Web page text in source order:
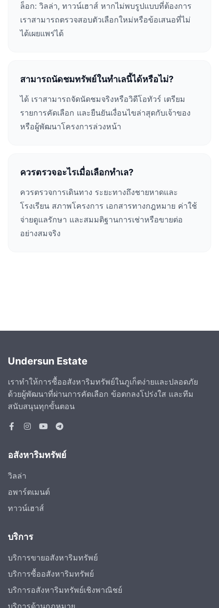
ล็อก: วิลล่า, ทาวน์เฮาส์ หากไม่พบรูปแบบที่ต้องการ
เราสามารถตรวจสอบตัวเลือกใหม่หรือข้อเสนอที่ไม่
ได้เผยแพร่ได้
สามารถนัดชมทรัพย์ในทำเลนี้ได้หรือไม่?
ได้ เราสามารถจัดนัดชมจริงหรือวิดีโอทัวร์ เตรียม
รายการคัดเลือก และยืนยันเงื่อนไขล่าสุดกับเจ้าของ
หรือผู้พัฒนาโครงการล่วงหน้า
ควรตรวจอะไรเมื่อเลือกทำเล?
ควรตรวจการเดินทาง ระยะทางถึงชายหาดและ
โรงเรียน สภาพโครงการ เอกสารทางกฎหมาย ค่าใช้
จ่ายดูแลรักษา และสมมติฐานการเช่าหรือขายต่อ
อย่างสมจริง
Undersun Estate
เราทำให้การซื้ออสังหาริมทรัพย์ในภูเก็ตง่ายและปลอดภัย
ด้วยผู้พัฒนาที่ผ่านการคัดเลือก ข้อตกลงโปร่งใส และทีม
สนับสนุนทุกขั้นตอน
อสังหาริมทรัพย์
วิลล่า
อพาร์ตเมนต์
ทาวน์เฮาส์
บริการ
บริการขายอสังหาริมทรัพย์
บริการซื้ออสังหาริมทรัพย์
บริการอสังหาริมทรัพย์เชิงพาณิชย์